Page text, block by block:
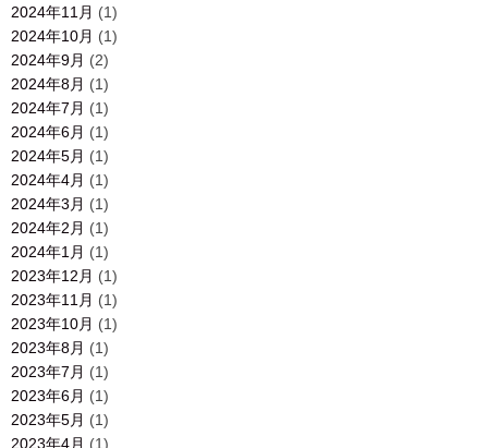
2024年11月 (1)
2024年10月 (1)
2024年9月 (2)
2024年8月 (1)
2024年7月 (1)
2024年6月 (1)
2024年5月 (1)
2024年4月 (1)
2024年3月 (1)
2024年2月 (1)
2024年1月 (1)
2023年12月 (1)
2023年11月 (1)
2023年10月 (1)
2023年8月 (1)
2023年7月 (1)
2023年6月 (1)
2023年5月 (1)
2023年4月 (1)